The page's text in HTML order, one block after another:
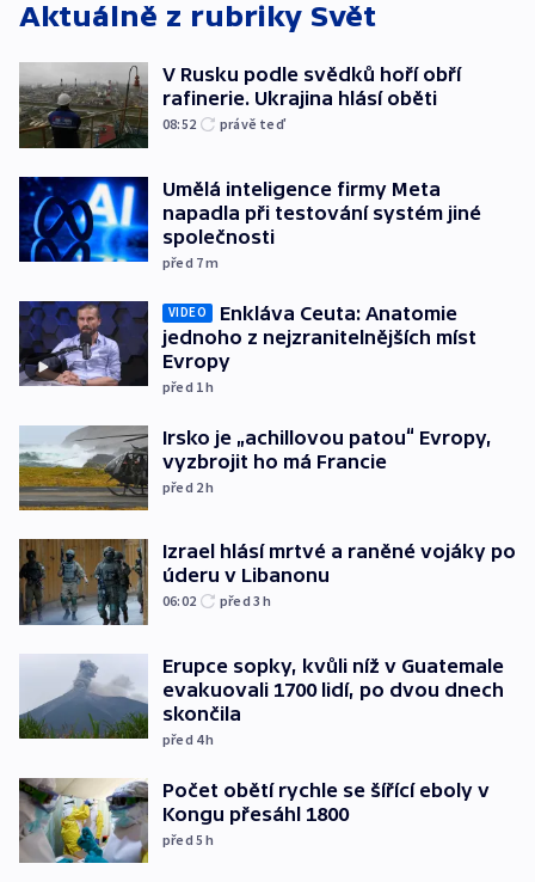
Aktuálně z rubriky Svět
V Rusku podle svědků hoří obří
rafinerie. Ukrajina hlásí oběti
08:52 právě teď
Umělá inteligence firmy Meta
napadla při testování systém jiné
společnosti
před 7m
VIDEO
Enkláva Ceuta: Anatomie
jednoho z nejzranitelnějších míst
Evropy
před 1h
Irsko je „achillovou patou“ Evropy,
vyzbrojit ho má Francie
před 2h
Izrael hlásí mrtvé a raněné vojáky po
úderu v Libanonu
06:02 před 3h
Erupce sopky, kvůli níž v Guatemale
evakuovali 1700 lidí, po dvou dnech
skončila
před 4h
Počet obětí rychle se šířící eboly v
Kongu přesáhl 1800
před 5h